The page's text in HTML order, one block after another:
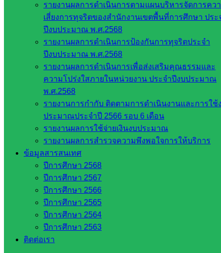
รายงานผลการดำเนินการตามแผนบริหารจัดการคว
เสี่ยงการทุจริตของสำนักงานเขตพื้นที่การศึกษา ประ
ปีงบประมาณ พ.ศ.2568
รายงานผลการดำเนินการป้องกันการทุจริตประจำ
ปีงบประมาณ พ.ศ.2568
รายงานผลการดำเนินการเพื่อส่งเสริมคุณธรรมและ
ความโปร่งใสภายในหน่วยงาน ประจำปีงบประมาณ
พ.ศ.2568
รายงานการกำกับ ติดตามการดำเนินงานและการใช้
ประมาณประจำปี 2566 รอบ 6 เดือน
รายงานผลการใช้จ่ายเงินงบประมาณ
รายงานผลการสำรวจความพึงพอใจการให้บริการ
ข้อมูลสารสนเทศ
ปีการศึกษา 2568
ปีการศึกษา 2567
ปีการศึกษา 2566
ปีการศึกษา 2565
ปีการศึกษา 2564
ปีการศึกษา 2563
ติดต่อเรา
รายชื่อ
มหาวิทยาลัย
ประเทศไทย
เว็บไซต์
สพฐ.
เว็บไซต์
สพป. ใน
กรมบัญชี
สำนักงาน